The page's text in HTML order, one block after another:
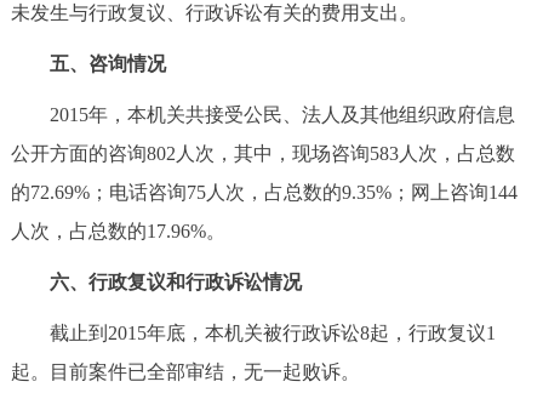
未发生与行政复议、行政诉讼有关的费用支出。
五、咨询情况
2015年，本机关共接受公民、法人及其他组织政府信息
公开方面的咨询802人次，其中，现场咨询583人次，占总数
的72.69%；电话咨询75人次，占总数的9.35%；网上咨询144
人次，占总数的17.96%。
六、行政复议和行政诉讼情况
截止到2015年底，本机关被行政诉讼8起，行政复议1
起。目前案件已全部审结，无一起败诉。